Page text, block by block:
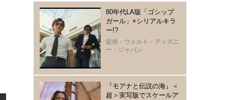
80年代LA版「ゴシップ
ガール」×シリアルキラ
ー!?
提供：ウォルト・ディズニ
ー・ジャパン
『モアナと伝説の海』＜
超＞実写版でスケールア